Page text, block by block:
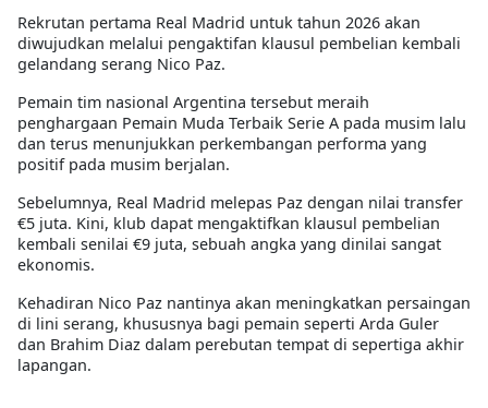
Rekrutan pertama Real Madrid untuk tahun 2026 akan
diwujudkan melalui pengaktifan klausul pembelian kembali
gelandang serang Nico Paz.
Pemain tim nasional Argentina tersebut meraih
penghargaan Pemain Muda Terbaik Serie A pada musim lalu
dan terus menunjukkan perkembangan performa yang
positif pada musim berjalan.
Sebelumnya, Real Madrid melepas Paz dengan nilai transfer
€5 juta. Kini, klub dapat mengaktifkan klausul pembelian
kembali senilai €9 juta, sebuah angka yang dinilai sangat
ekonomis.
Kehadiran Nico Paz nantinya akan meningkatkan persaingan
di lini serang, khususnya bagi pemain seperti Arda Guler
dan Brahim Diaz dalam perebutan tempat di sepertiga akhir
lapangan.